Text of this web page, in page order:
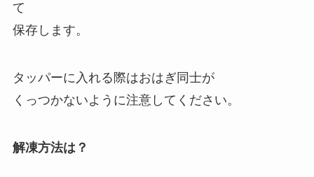
て
保存します。
タッパーに入れる際はおはぎ同士が
くっつかないように注意してください。
解凍方法は？